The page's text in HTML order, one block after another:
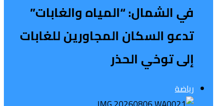
في الشمال: “المياه والغابات”
تدعو السكان المجاورين للغابات
إلى توخي الحذر
رياضة